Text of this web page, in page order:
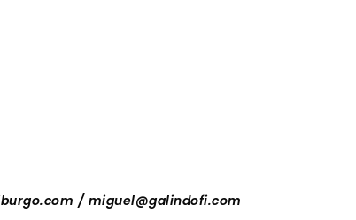
/ miguel@galindofi.com